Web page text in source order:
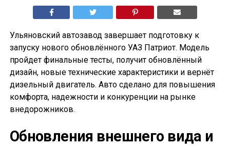
Ульяновский автозавод завершает подготовку к
запуску нового обновлённого УАЗ Патриот. Модель
пройдет финальные тесты, получит обновлённый
дизайн, новые технические характеристики и вернёт
дизельный двигатель. Авто сделано для повышения
комфорта, надежности и конкуренции на рынке
внедорожников.
Обновления внешнего вида и